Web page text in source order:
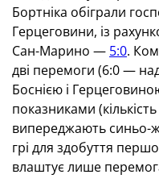
Бортніка обіграли
Герцеговини, із
Сан-Марино — 5:0.
дві перемоги (6:0 —
Боснією і
показниками
випереджають синьо-
грі для здобуття
влаштує лише